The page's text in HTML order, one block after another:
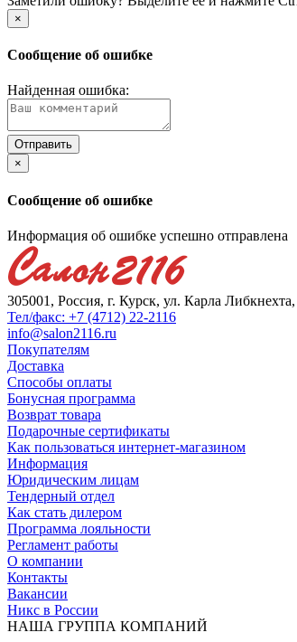
×
Сообщение об ошибке
Найденная ошибка:
×
Сообщение об ошибке
Информация об ошибке успешно отправлена
305001, Россия, г. Курск, ул. Карла
Тел/факс: +7 (4712) 22-2116
info@salon2116.ru
Покупателям
Доставка
Способы оплаты
Бонусная программа
Возврат товара
Подарочные сертификаты
Как пользоваться интернет-магазином
Информация
Юридическим лицам
Тендерный отдел
Как стать дилером
Программа лояльности
Регламент работы
О компании
Контакты
Вакансии
Никс в России
НАША ГРУППА КОМПАНИЙ